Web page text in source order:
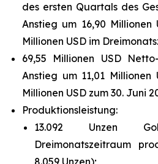
des ersten Quartals des
Anstieg um 16,90 Millionen
Millionen USD im
69,55 Millionen USD
Anstieg um 11,01 Millionen
Millionen USD zum 30. Juni
Produktionsleistung:
13.092 Unzen
Dreimonatszeitraum
8.059 Unzen);